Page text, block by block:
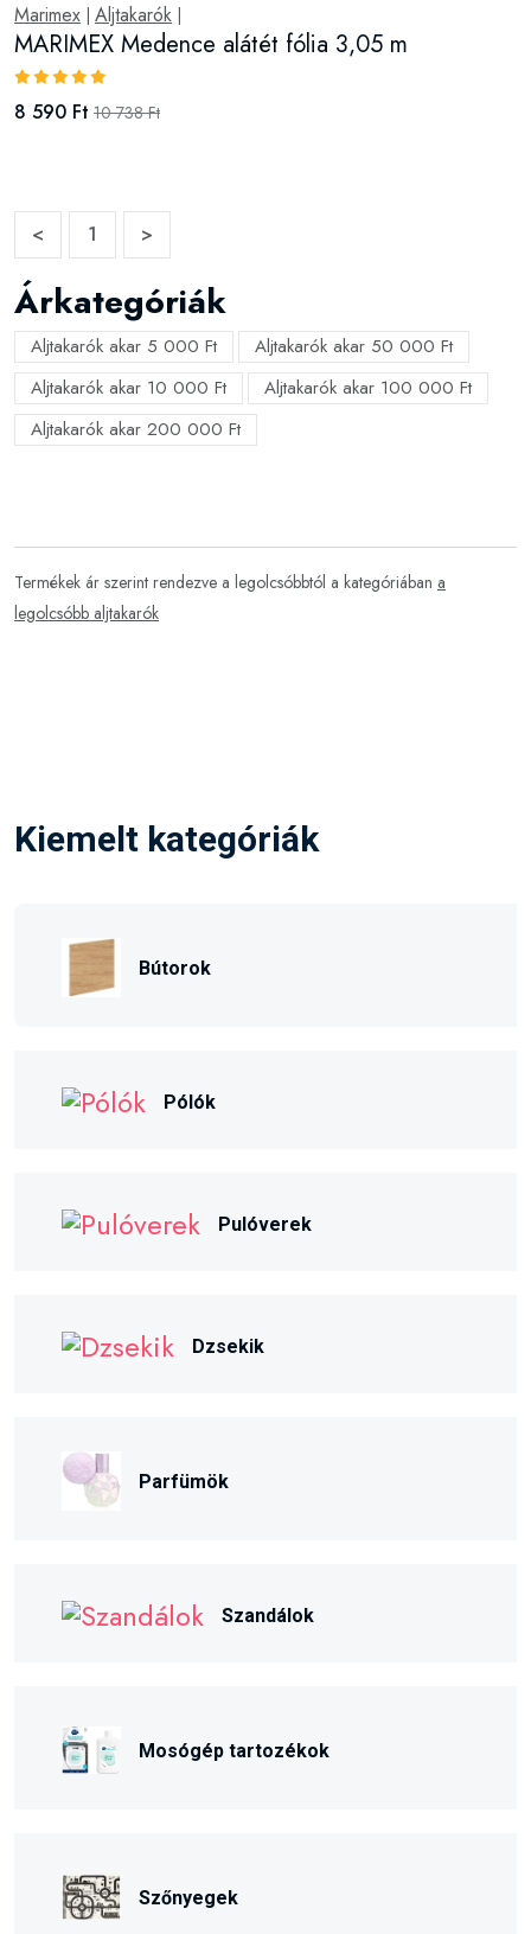
Marimex Aljtakarók
MARIMEX Medence alátét fólia 3,05 m
8 590 Ft 10 738 Ft
< 1 >
Árkategóriák
Aljtakarók akar 5 000 Ft
Aljtakarók akar 50 000 Ft
Aljtakarók akar 10 000 Ft
Aljtakarók akar 100 000 Ft
Aljtakarók akar 200 000 Ft
Termékek ár szerint rendezve a legolcsóbbtól a kategóriában a
legolcsóbb aljtakarók
Kiemelt kategóriák
Bútorok
Pólók
Pulóverek
Dzsekik
Parfümök
Szandálok
Mosógép tartozékok
Szőnyegek